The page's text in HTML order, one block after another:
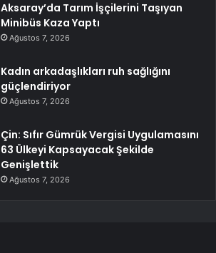
Aksaray’da Tarım İşçilerini Taşıyan
Minibüs Kaza Yaptı
Ağustos 7, 2026
Kadın arkadaşlıkları ruh sağlığını
güçlendiriyor
Ağustos 7, 2026
Çin: Sıfır Gümrük Vergisi Uygulamasını
63 Ülkeyi Kapsayacak Şekilde
Genişlettik
Ağustos 7, 2026